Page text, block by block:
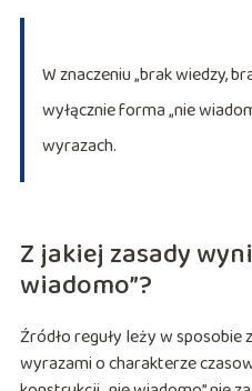
W znaczeniu „brak wiedzy,
wyłącznie forma „nie
wyrazach.
Z jakiej zasady
wiadomo”?
Źródło reguły leży w sposobie
wyrazami o charakterze